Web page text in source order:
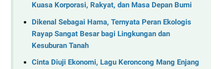
Kuasa Korporasi, Rakyat, dan Masa Depan Bumi
Dikenal Sebagai Hama, Ternyata Peran Ekologis
Rayap Sangat Besar bagi Lingkungan dan
Kesuburan Tanah
Cinta Diuji Ekonomi, Lagu Keroncong Mang Enjang